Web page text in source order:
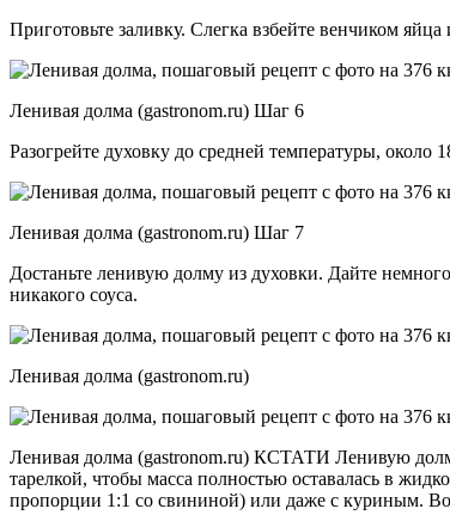
Приготовьте заливку. Слегка взбейте венчиком
Ленивая долма (gastronom.ru) Шаг 6
Разогрейте духовку до средней температуры,
Ленивая долма (gastronom.ru) Шаг 7
Достаньте ленивую долму из духовки. Дайте
никакого соуса.
Ленивая долма (gastronom.ru)
Ленивая долма (gastronom.ru) КСТАТИ Ленивую
тарелкой, чтобы масса полностью оставалась в
пропорции 1:1 со свининой) или даже с куриным. Во